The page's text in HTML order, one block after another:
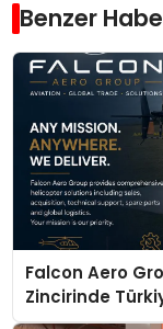
Benzer
Falcon Aero
Zincirinde